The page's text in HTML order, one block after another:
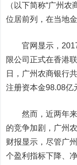
（以下简称“广州
位居前列，在当地
官网显示，2017
限公司正式在香港
日，广州农商银行
注册资本金98.08亿
然而，近两年来
的竞争加剧，广州
财报显示，尽管广
个盈利指标下降、